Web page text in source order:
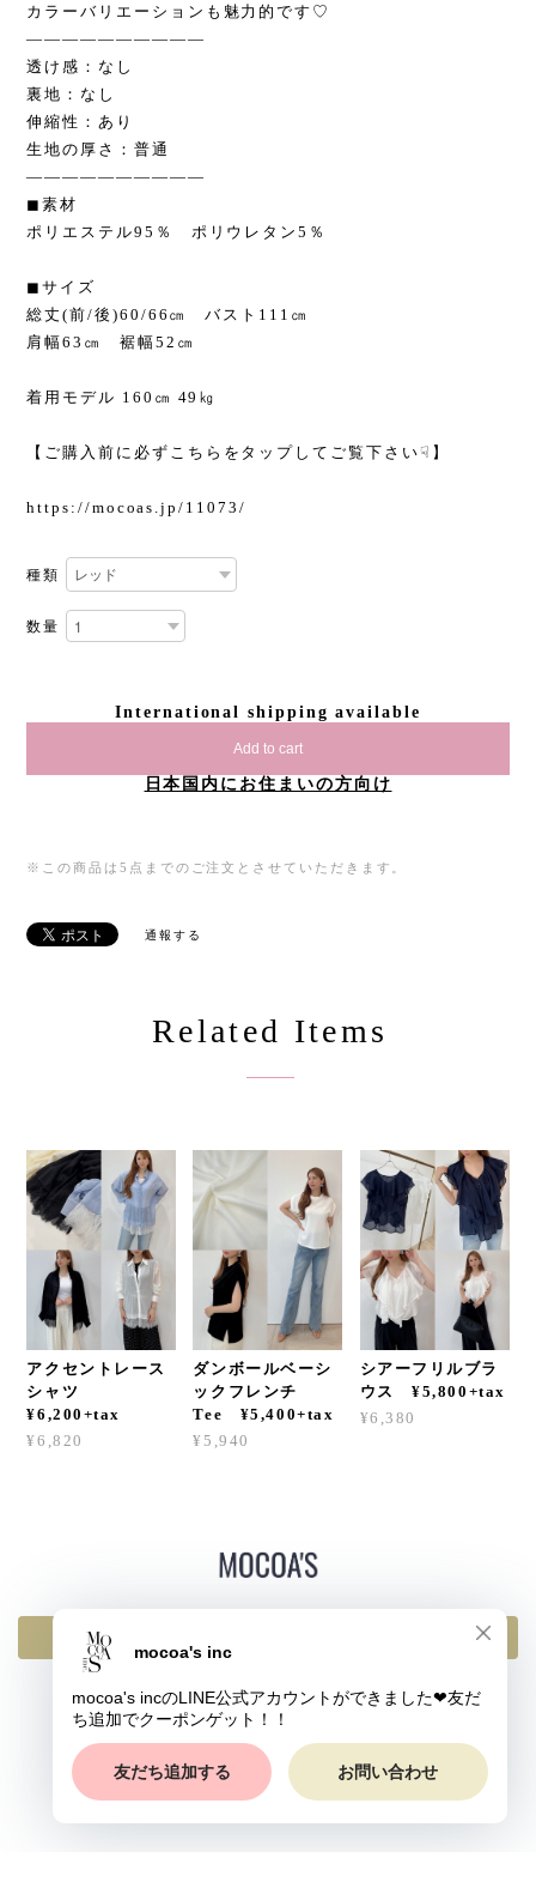
カラーバリエーションも魅力的です♡
——————————
透け感：なし
裏地：なし
伸縮性：あり
生地の厚さ：普通
——————————
◼︎素材
ポリエステル95％ ポリウレタン5％
◼︎サイズ
総丈(前/後)60/66㎝ バスト111㎝
肩幅63㎝ 裾幅52㎝
着用モデル 160㎝ 49㎏
【ご購入前に必ずこちらをタップしてご覧下さい☟】
https://mocoas.jp/11073/
種類
数量
International shipping available
Add to cart
日本国内にお住まいの方向け
※この商品は5点までのご注文とさせていただきます。
通報する
Related Items
アクセントレース
シャツ
¥6,200+tax
¥6,820
ダンボールベーシ
ックフレンチ
Tee ¥5,400+tax
¥5,940
シアーフリルブラ
ウス ¥5,800+tax
¥6,380
プライバシーポリシー 特定商取引法に基づく表記